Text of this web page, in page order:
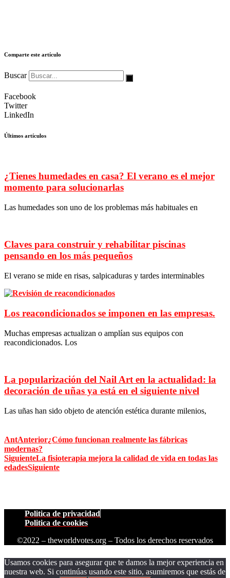
Comparte este artículo
Buscar
Facebook
Twitter
LinkedIn
Últimos artículos
¿Tienes humedades en casa? El verano es el mejor
momento para solucionarlas
Las humedades son uno de los problemas más habituales en
Claves para construir y rehabilitar piscinas
pensando en los más pequeños
El verano se mide en risas, salpicaduras y tardes interminables
Los reacondicionados se imponen en las empresas.
Muchas empresas actualizan o amplían sus equipos con
reacondicionados. Los
La popularización del Nail Art en la actualidad: la
decoración de uñas ya está en el siguiente nivel
Las uñas han sido objeto de atención estética durante milenios,
AntAnterior¿Cómo funcionan realmente las fábricas
modernas?
SiguienteLa fisioterapia mejora la calidad de vida en todas las
edadesSiguiente
Politica de privacidad
Politica de cookies
©2022 – theworldvotes.org – Todos los derechos reservados
Usamos cookies para asegurar que te damos la mejor experiencia en
nuestra web. Si continúas usando este sitio, asumiremos que estás de